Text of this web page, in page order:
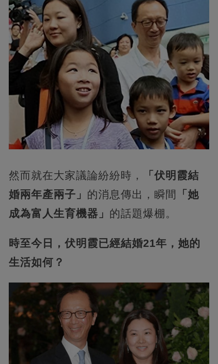
然而就在大家議論紛紛時，
「伏明霞結
婚兩年產兩子」 的消息傳出，瞬間
「她
成為富人生育機器」 的話題爆棚。
時至今日，伏明霞已經結婚21年，她的
生活如何？